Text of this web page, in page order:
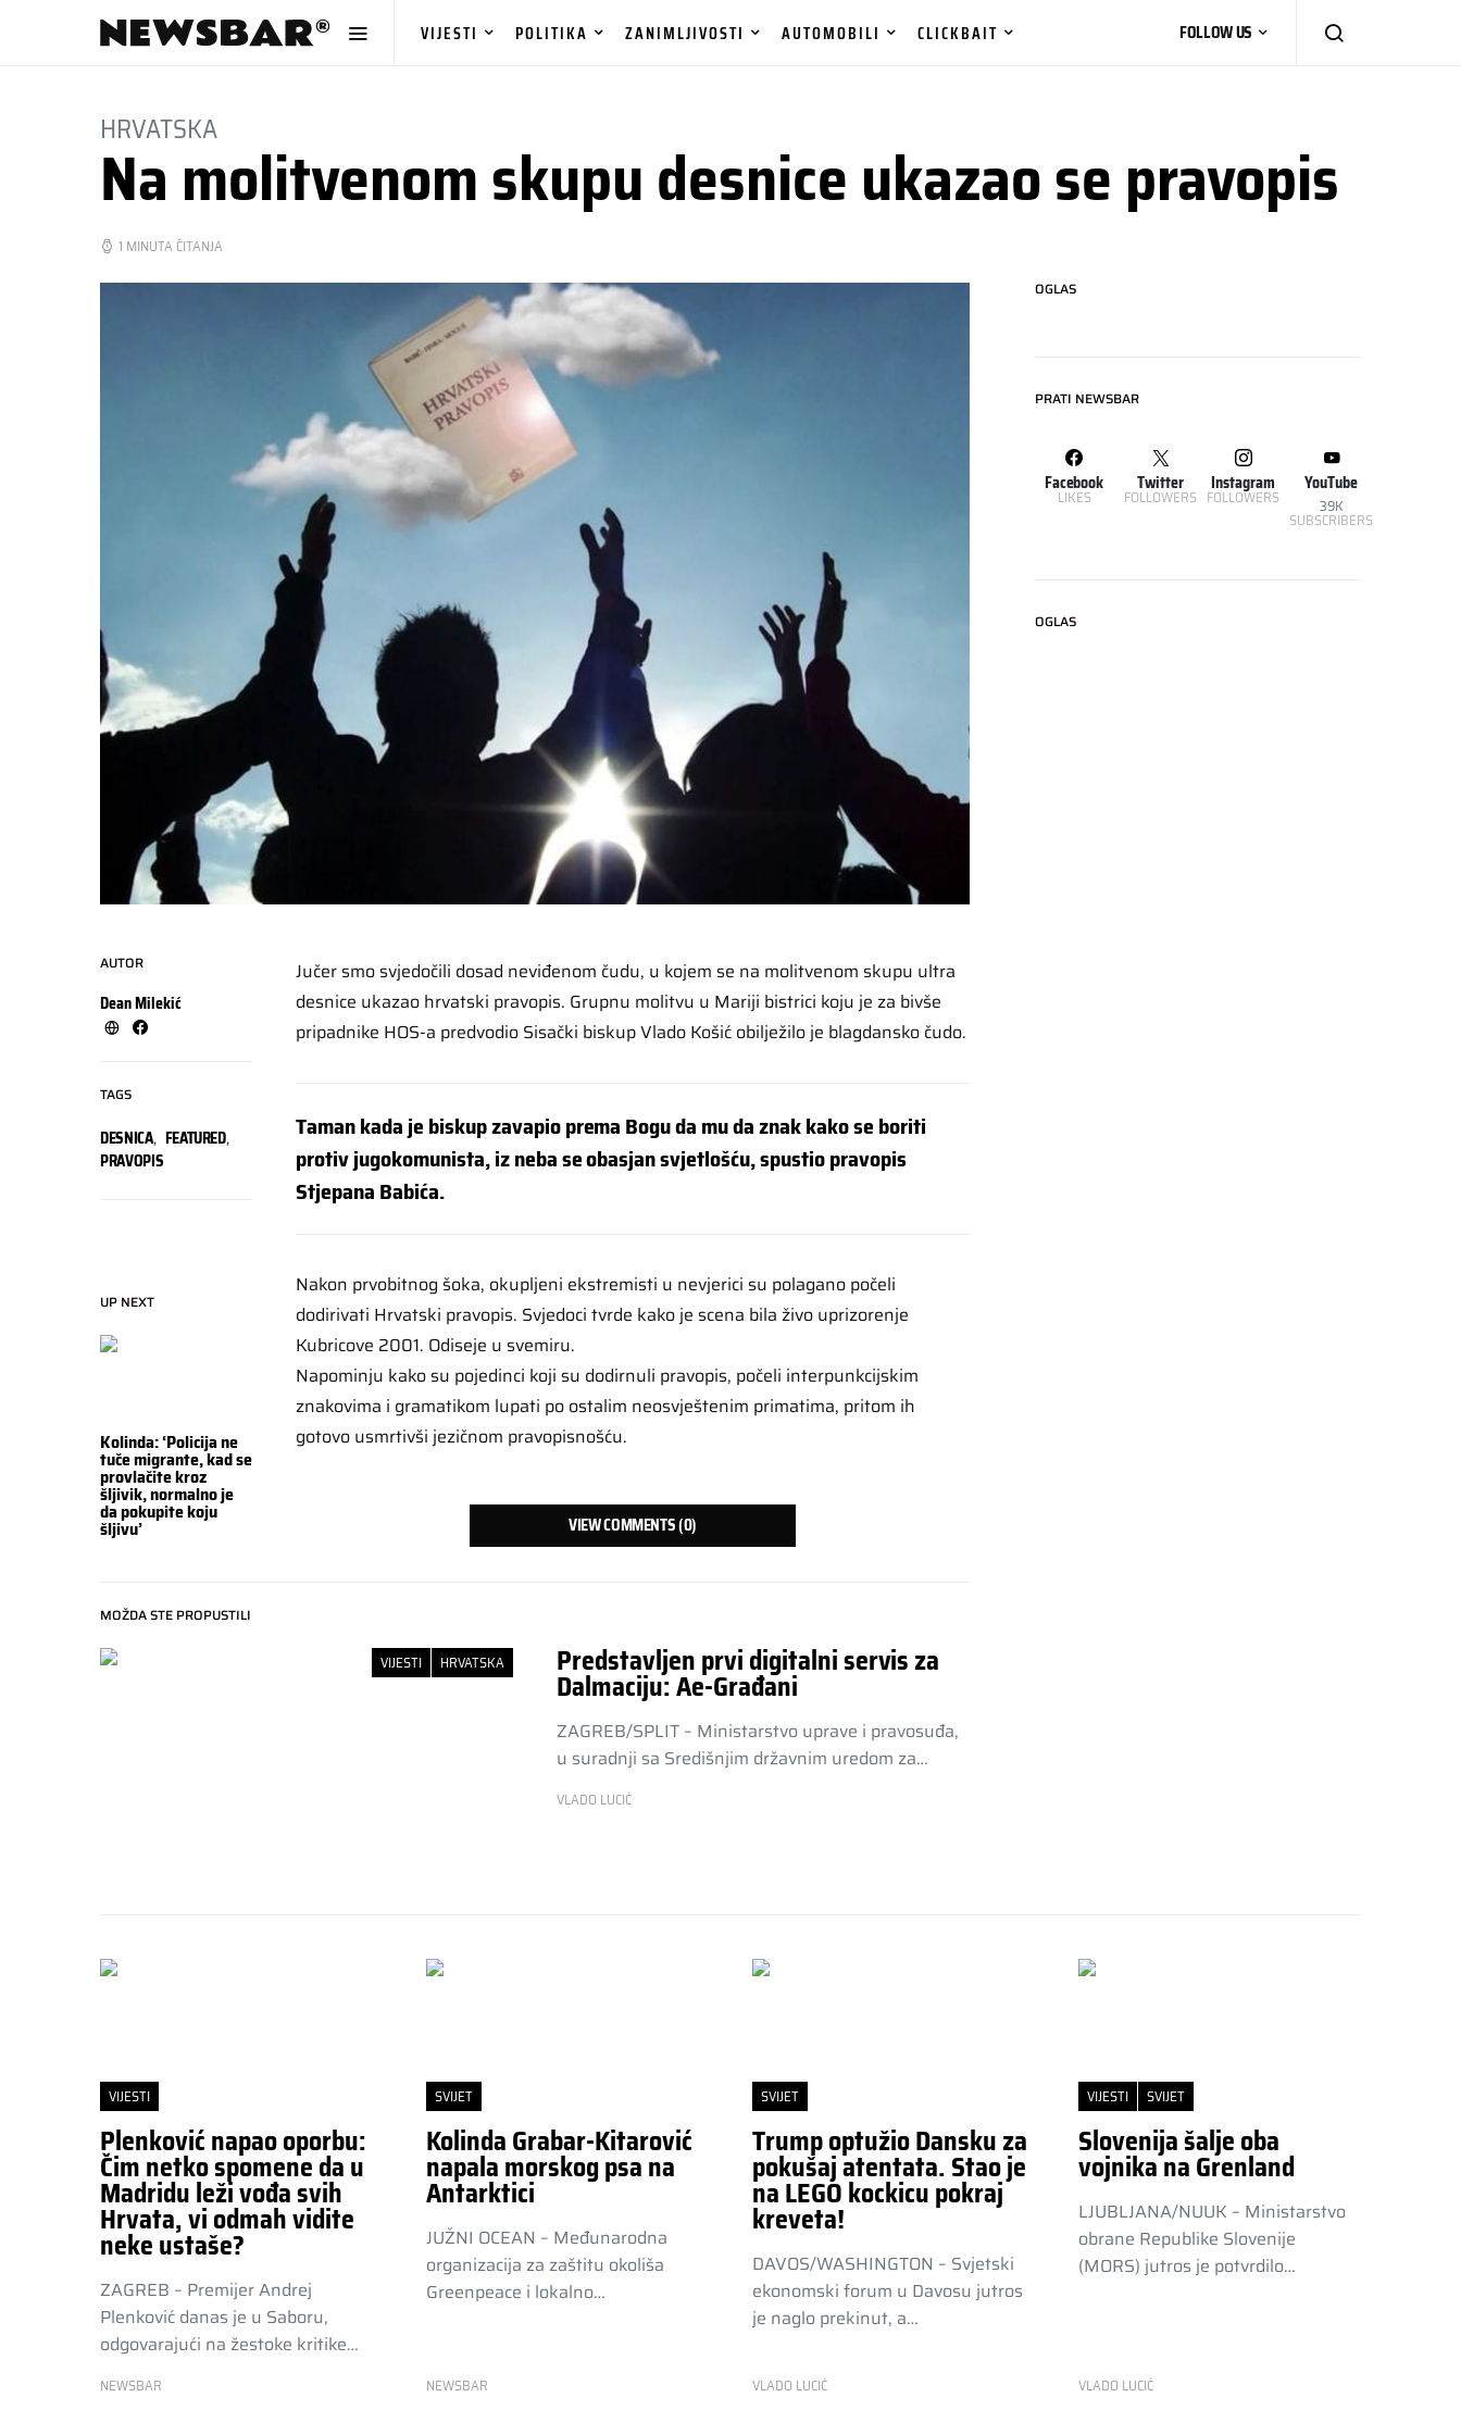
VIJESTI POLITIKA ZANIMLJIVOSTI AUTOMOBILI CLICKBAIT FOLLOW US
HRVATSKA
Na molitvenom skupu desnice ukazao se pravopis
1 MINUTA ČITANJA
UP NEXT
Kolinda: ‘Policija ne
tuče migrante, kad se
provlačite kroz
šljivik, normalno je
da pokupite koju
šljivu’
AUTOR
Dean Milekić
TAGS
DESNICA, FEATURED,
PRAVOPIS
Jučer smo svjedočili dosad neviđenom čudu, u kojem se na molitvenom skupu ultra
desnice ukazao hrvatski pravopis. Grupnu molitvu u Mariji bistrici koju je za bivše
pripadnike HOS-a predvodio Sisački biskup Vlado Košić obilježilo je blagdansko čudo.
Taman kada je biskup zavapio prema Bogu da mu da znak kako se boriti
protiv jugokomunista, iz neba se obasjan svjetlošću, spustio pravopis
Stjepana Babića.
Nakon prvobitnog šoka, okupljeni ekstremisti u nevjerici su polagano počeli
dodirivati Hrvatski pravopis. Svjedoci tvrde kako je scena bila živo uprizorenje
Kubricove 2001. Odiseje u svemiru.
Napominju kako su pojedinci koji su dodirnuli pravopis, počeli interpunkcijskim
znakovima i gramatikom lupati po ostalim neosvještenim primatima, pritom ih
gotovo usmrtivši jezičnom pravopisnošću.
VIEW COMMENTS (0)
MOŽDA STE PROPUSTILI
VIJESTI HRVATSKA Predstavljen prvi digitalni servis za
Dalmaciju: Ae-Građani
ZAGREB/SPLIT – Ministarstvo uprave i pravosuđa,
u suradnji sa Središnjim državnim uredom za…
VLADO LUCIĆ
OGLAS
PRATI NEWSBAR
Facebook
LIKES
Twitter
FOLLOWERS
Instagram
FOLLOWERS
YouTube
39K
SUBSCRIBERS
OGLAS
VIJESTI
Plenković napao oporbu:
Čim netko spomene da u
Madridu leži vođa svih
Hrvata, vi odmah vidite
neke ustaše?
ZAGREB – Premijer Andrej
Plenković danas je u Saboru,
odgovarajući na žestoke kritike…
NEWSBAR
SVIJET
Kolinda Grabar-Kitarović
napala morskog psa na
Antarktici
JUŽNI OCEAN – Međunarodna
organizacija za zaštitu okoliša
Greenpeace i lokalno…
NEWSBAR
SVIJET
Trump optužio Dansku za
pokušaj atentata. Stao je
na LEGO kockicu pokraj
kreveta!
DAVOS/WASHINGTON – Svjetski
ekonomski forum u Davosu jutros
je naglo prekinut, a…
VLADO LUCIĆ
VIJESTI SVIJET
Slovenija šalje oba
vojnika na Grenland
LJUBLJANA/NUUK – Ministarstvo
obrane Republike Slovenije
(MORS) jutros je potvrdilo…
VLADO LUCIĆ